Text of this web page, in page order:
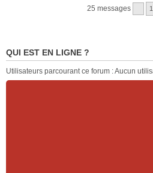
25 messages 1
QUI EST EN LIGNE ?
Utilisateurs parcourant ce forum : Aucun